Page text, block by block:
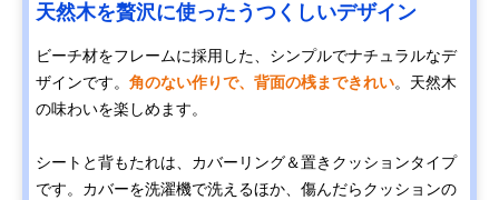
天然木を贅沢に使ったうつくしいデザイン
ビーチ材をフレームに採用した、シンプルでナチュラルなデ
ザインです。 角のない作りで、背面の桟まできれい。天然木
の味わいを楽しめます。
シートと背もたれは、カバーリング＆置きクッションタイプ
です。カバーを洗濯機で洗えるほか、傷んだらクッションの